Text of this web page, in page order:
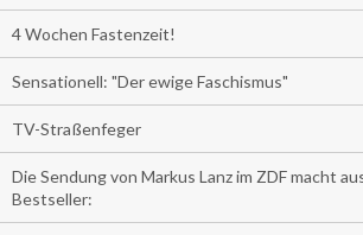
4 Wochen Fastenzeit!
Sensationell: "Der ewige Faschismus"
TV-Straßenfeger
Die Sendung von Markus Lanz im ZDF macht
Bestseller: